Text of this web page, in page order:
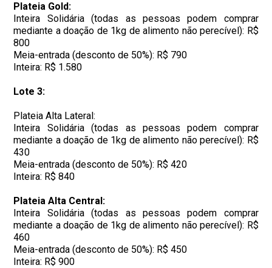
Plateia Gold:
Inteira Solidária (todas as pessoas podem comprar
mediante a doação de 1kg de alimento não perecível): R$
800
Meia-entrada (desconto de 50%): R$ 790
Inteira: R$ 1.580
Lote 3:
Plateia Alta Lateral:
Inteira Solidária (todas as pessoas podem comprar
mediante a doação de 1kg de alimento não perecível): R$
430
Meia-entrada (desconto de 50%): R$ 420
Inteira: R$ 840
Plateia Alta Central:
Inteira Solidária (todas as pessoas podem comprar
mediante a doação de 1kg de alimento não perecível): R$
460
Meia-entrada (desconto de 50%): R$ 450
Inteira: R$ 900